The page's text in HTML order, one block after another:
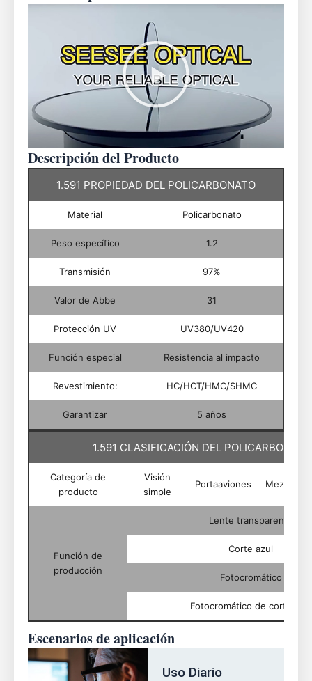
Reproducir
video
acerca
Lenses
Video
Descripción del Producto
1.591 PROPIEDAD DEL POLICARBONATO
Material Policarbonato
Peso específico 1.2
Transmisión 97%
Valor de Abbe 31
Protección UV UV380/UV420
Función especial Resistencia al impacto
Revestimiento: HC/HCT/HMC/SHMC
Garantizar 5 años
1.591 CLASIFICACIÓN DEL POLICARBONATO
Categoría de
producto
Visión
simple
Portaaviones Mezclado
Función de
producción
Lente transparente
Corte azul
Fotocromático
Fotocromático de corte azul
Escenarios de aplicación
Uso Diario